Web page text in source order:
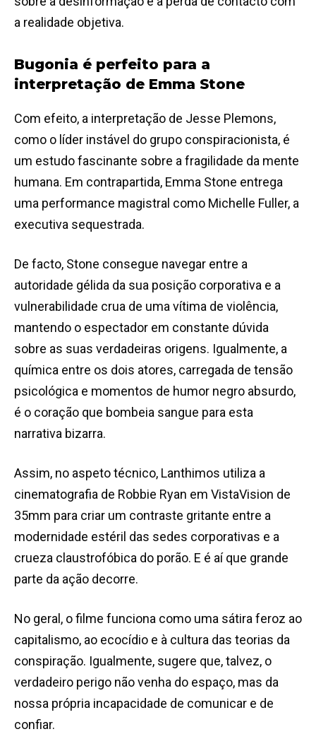
a realidade objetiva.
Bugonia é perfeito para a
interpretação de Emma Stone
Com efeito, a interpretação de Jesse Plemons,
como o líder instável do grupo conspiracionista, é
um estudo fascinante sobre a fragilidade da mente
humana. Em contrapartida, Emma Stone entrega
uma performance magistral como Michelle Fuller, a
executiva sequestrada.
De facto, Stone consegue navegar entre a
autoridade gélida da sua posição corporativa e a
vulnerabilidade crua de uma vítima de violência,
mantendo o espectador em constante dúvida
sobre as suas verdadeiras origens. Igualmente, a
química entre os dois atores, carregada de tensão
psicológica e momentos de humor negro absurdo,
é o coração que bombeia sangue para esta
narrativa bizarra.
Assim, no aspeto técnico, Lanthimos utiliza a
cinematografia de Robbie Ryan em VistaVision de
35mm para criar um contraste gritante entre a
modernidade estéril das sedes corporativas e a
crueza claustrofóbica do porão. E é aí que grande
parte da ação decorre.
No geral, o filme funciona como uma sátira feroz ao
capitalismo, ao ecocídio e à cultura das teorias da
conspiração. Igualmente, sugere que, talvez, o
verdadeiro perigo não venha do espaço, mas da
nossa própria incapacidade de comunicar e de
confiar.